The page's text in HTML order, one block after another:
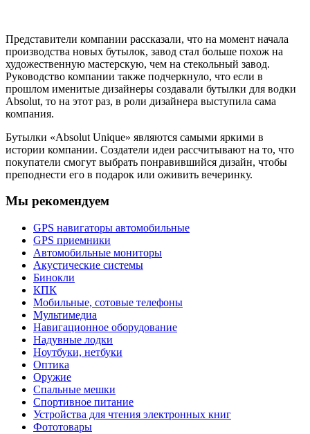
Представители компании рассказали, что на момент начала
производства новых бутылок, завод стал больше похож на
художественную мастерскую, чем на стекольный завод.
Руководство компании также подчеркнуло, что если в
прошлом именитые дизайнеры создавали бутылки для водки
Absolut, то на этот раз, в роли дизайнера выступила сама
компания.
Бутылки «Absolut Unique» являются самыми яркими в
истории компании. Создатели идеи рассчитывают на то, что
покупатели смогут выбрать понравившийся дизайн, чтобы
преподнести его в подарок или оживить вечеринку.
Мы рекомендуем
GPS навигаторы автомобильные
GPS приемники
Автомобильные мониторы
Акустические системы
Бинокли
КПК
Мобильные, сотовые телефоны
Мультимедиа
Навигационное оборудование
Надувные лодки
Ноутбуки, нетбуки
Оптика
Оружие
Спальные мешки
Спортивное питание
Устройства для чтения электронных книг
Фототовары